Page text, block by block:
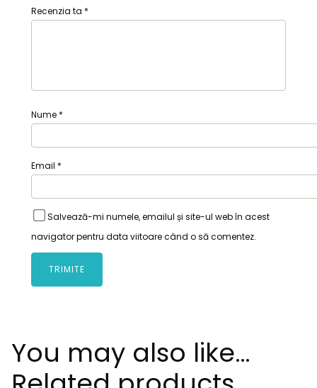
Recenzia ta *
Nume *
Email *
Salvează-mi numele, emailul și site-ul web în acest
navigator pentru data viitoare când o să comentez.
You may also like…